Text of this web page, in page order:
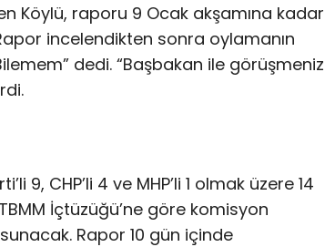
Köylü, raporu 9 Ocak akşamına kadar
incelendikten sonra oylamanın
dedi. “Başbakan ile görüşmeniz
9, CHP’li 4 ve MHP’li 1 olmak üzere 14
İçtüzüğü’ne göre komisyon
Rapor 10 gün içinde